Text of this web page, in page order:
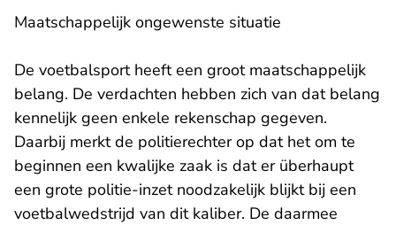
Maatschappelijk ongewenste situatie
De voetbalsport heeft een groot maatschappelijk
belang. De verdachten hebben zich van dat belang
kennelijk geen enkele rekenschap gegeven.
Daarbij merkt de politierechter op dat het om te
beginnen een kwalijke zaak is dat er überhaupt
een grote politie-inzet noodzakelijk blijkt bij een
voetbalwedstrijd van dit kaliber. De daarmee